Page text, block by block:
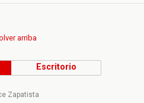
arriba
Escritorio
Zapatista